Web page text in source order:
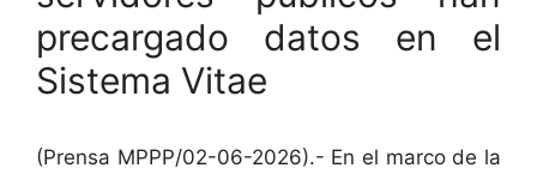
precargado datos en el
Sistema Vitae
(Prensa MPPP/02-06-2026).- En el marco de la